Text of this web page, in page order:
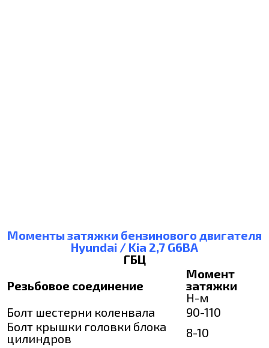
Моменты затяжки бензинового двигателя
Hyundai / Kia 2,7 G6BA
ГБЦ
Резьбовое соединение
Момент
затяжки
Н-м
Болт шестерни коленвала
90-110
Болт крышки головки блока
цилиндров
8-10